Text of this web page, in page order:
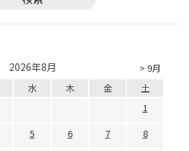
> 9月
2026年8月
水 木 金
土
1
5 6 7
8